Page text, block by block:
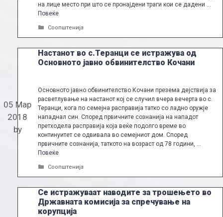
на лице место при што се пронајдени траги кои се дадени …
Повеќе
Categories
Соопштенија
Настанот во с.Теранци се истражува од
Основното јавно обвинителство Кочани
05 Мар
2018
by
Основното јавно обвинителство Кочани презема дејствија за
расветлување на настанот кој се случил вчера вечерта во с.
Теранци, кога по семејна расправија татко со ладно оружје
нападнал син. Според првичните сознанија на нападот
претходела расправија која веќе подолго време во
континуитет се одвивала во семејниот дом. Според
првичните сознанија, таткото на возраст од 78 години, …
Повеќе
Categories
Соопштенија
Се истражуваат наводите за трошењето во
Државната комисија за спречување на
корупција